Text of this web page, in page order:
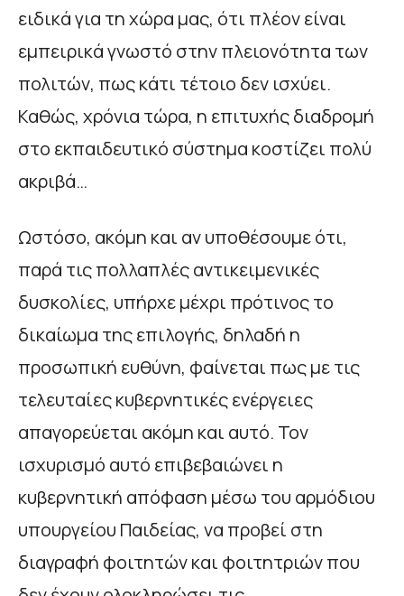
ειδικά για τη χώρα μας, ότι πλέον είναι
εμπειρικά γνωστό στην πλειονότητα των
πολιτών, πως κάτι τέτοιο δεν ισχύει.
Καθώς, χρόνια τώρα, η επιτυχής διαδρομή
στο εκπαιδευτικό σύστημα κοστίζει πολύ
ακριβά…
Ωστόσο, ακόμη και αν υποθέσουμε ότι,
παρά τις πολλαπλές αντικειμενικές
δυσκολίες, υπήρχε μέχρι πρότινος το
δικαίωμα της επιλογής, δηλαδή η
προσωπική ευθύνη, φαίνεται πως με τις
τελευταίες κυβερνητικές ενέργειες
απαγορεύεται ακόμη και αυτό. Τον
ισχυρισμό αυτό επιβεβαιώνει η
κυβερνητική απόφαση μέσω του αρμόδιου
υπουργείου Παιδείας, να προβεί στη
διαγραφή φοιτητών και φοιτητριών που